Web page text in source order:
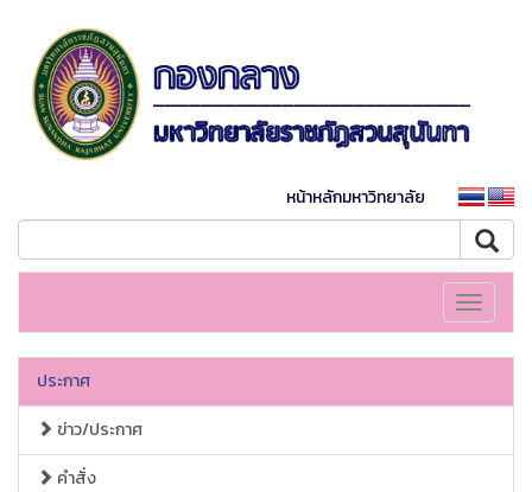
หน้าหลักมหาวิทยาลัย
Toggle
ประกาศ
ข่าว/ประกาศ
คำสั่ง